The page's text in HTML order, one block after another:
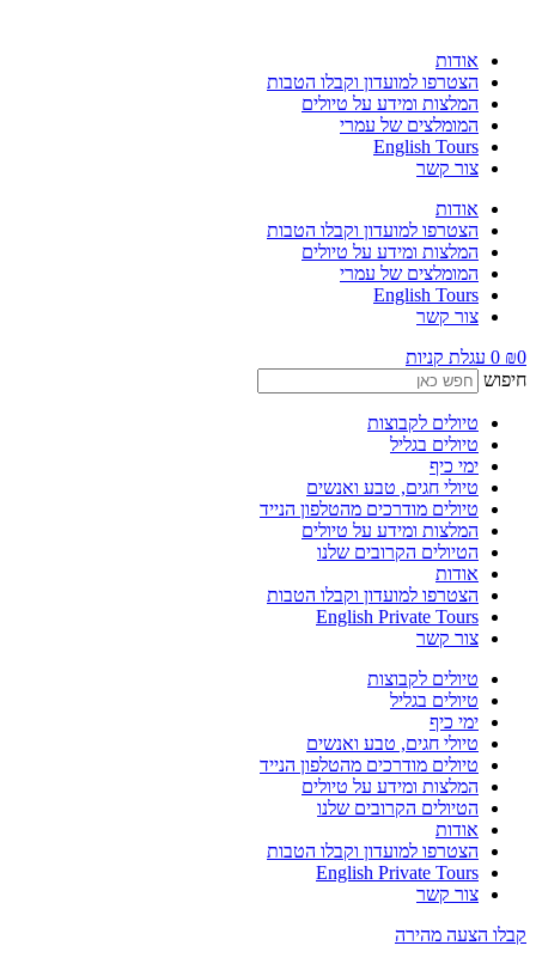
אודות
הצטרפו למועדון וקבלו הטבות
המלצות ומידע על טיולים
המומלצים של עמרי
English Tours
צור קשר
אודות
הצטרפו למועדון וקבלו הטבות
המלצות ומידע על טיולים
המומלצים של עמרי
English Tours
צור קשר
₪
0 עגלת קניות
חיפוש
טיולים לקבוצות
טיולים בגליל
ימי כיף
טיולי חגים, טבע ואנשים
טיולים מודרכים מהטלפון הנייד
המלצות ומידע על טיולים
הטיולים הקרובים שלנו
אודות
הצטרפו למועדון וקבלו הטבות
English Private Tours
צור קשר
טיולים לקבוצות
טיולים בגליל
ימי כיף
טיולי חגים, טבע ואנשים
טיולים מודרכים מהטלפון הנייד
המלצות ומידע על טיולים
הטיולים הקרובים שלנו
אודות
הצטרפו למועדון וקבלו הטבות
English Private Tours
צור קשר
קבלו הצעה מהירה